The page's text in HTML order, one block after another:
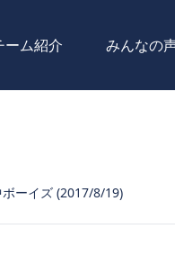
ーム紹介 みんなの
ーイズ (2017/8/19)